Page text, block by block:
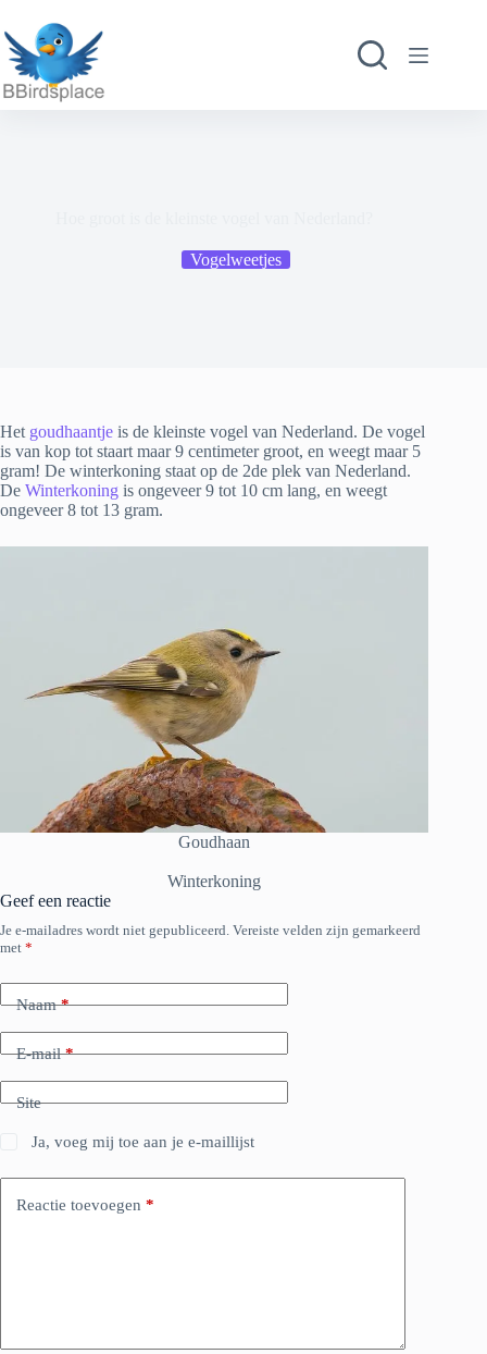
naar
de
inhoud
Vogelweetjes
Het goudhaantje is de kleinste vogel van Nederland. De vogel
is van kop tot staart maar 9 centimeter groot, en weegt maar 5
gram! De winterkoning staat op de 2de plek van Nederland.
De Winterkoning is ongeveer 9 tot 10 cm lang, en weegt
ongeveer 8 tot 13 gram.
Goudhaan
Winterkoning
Geef een reactie
Je e-mailadres wordt niet gepubliceerd. Vereiste velden zijn gemarkeerd
met *
Naam*
E-mail*
Site
Ja, voeg mij toe aan je e-maillijst
Reactie toevoegen *